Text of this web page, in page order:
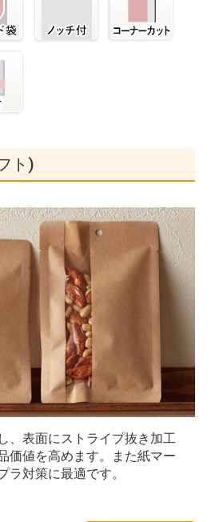
ト)
、表面にストライプ抜き加工
価値を高めます。また紙マー
ラ対策に最適です。